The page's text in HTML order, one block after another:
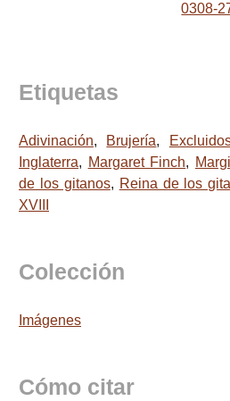
0308-
Etiquetas
Adivinación, Brujería,
Inglaterra, Margaret Finch,
de los gitanos, Reina de los
XVIII
Colección
Imágenes
Cómo citar